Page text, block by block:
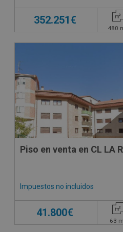
352.251€
480
Piso en venta en CL LA
Impuestos no incluidos
41.800€
63 m